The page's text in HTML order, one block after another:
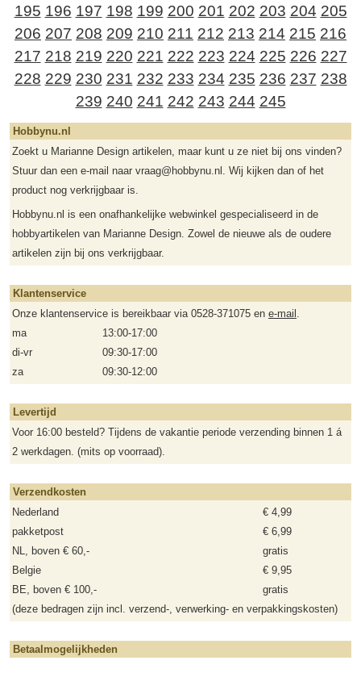
195 196 197 198 199 200 201 202 203 204 205
206 207 208 209 210 211 212 213 214 215 216
217 218 219 220 221 222 223 224 225 226 227
228 229 230 231 232 233 234 235 236 237 238
239 240 241 242 243 244 245
Hobbynu.nl
Zoekt u Marianne Design artikelen, maar kunt u ze niet bij ons vinden?
Stuur dan een e-mail naar vraag@hobbynu.nl. Wij kijken dan of het
product nog verkrijgbaar is.
Hobbynu.nl is een onafhankelijke webwinkel gespecialiseerd in de
hobbyartikelen van Marianne Design. Zowel de nieuwe als de oudere
artikelen zijn bij ons verkrijgbaar.
Klantenservice
Onze klantenservice is bereikbaar via 0528-371075 en e-mail .
ma
13:00-17:00
di-vr
09:30-17:00
za
09:30-12:00
Levertijd
Voor 16:00 besteld? Tijdens de vakantie periode verzending binnen 1 á
2 werkdagen. (mits op voorraad).
Verzendkosten
Nederland
€ 4,99
pakketpost
€ 6,99
NL, boven € 60,-
gratis
Belgie
€ 9,95
BE, boven € 100,-
gratis
(deze bedragen zijn incl. verzend-, verwerking- en verpakkingskosten)
Betaalmogelijkheden